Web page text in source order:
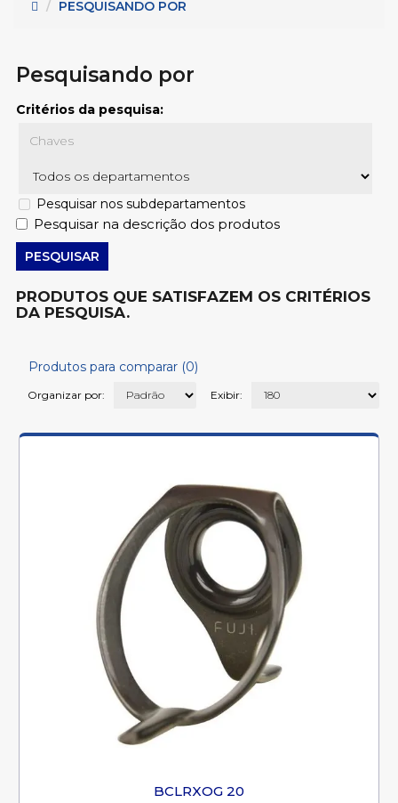
Metais para cabos (45)
PESQUISANDO POR
Pesquisando por
Critérios da pesquisa:
Pesquisar nos subdepartamentos
Pesquisar na descrição dos produtos
PRODUTOS QUE SATISFAZEM OS CRITÉRIOS
DA PESQUISA.
Produtos para comparar (0)
Organizar por: Exibir:
BCLRXOG 20